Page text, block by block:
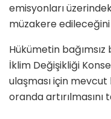
emisyonları
müzakere edileceğini
Hükümetin
İklim Değişikliği
ulaşması için
oranda artırılmasını